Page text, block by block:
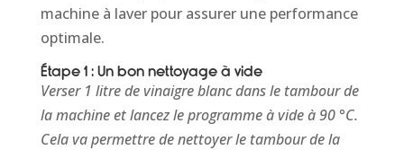
machine à laver pour assurer une performance
optimale.
Étape 1 : Un bon nettoyage à vide
Verser 1 litre de vinaigre blanc dans le tambour de
la machine et lancez le programme à vide à 90 °C.
Cela va permettre de nettoyer le tambour de la